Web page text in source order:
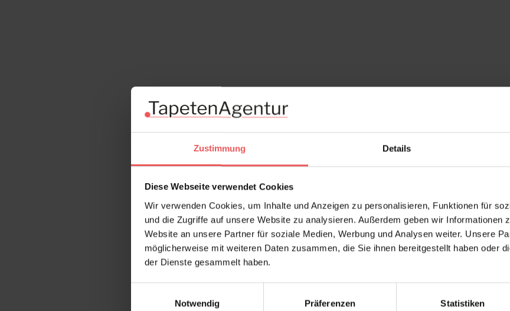
Zustimmung Details
Diese Webseite verwendet Cookies
Wir verwenden Cookies, um Inhalte und Anzeigen zu personalisieren, Funktionen für
und die Zugriffe auf unsere Website zu analysieren. Außerdem geben wir Informationen
Website an unsere Partner für soziale Medien, Werbung und Analysen weiter. Unsere
möglicherweise mit weiteren Daten zusammen, die Sie ihnen bereitgestellt haben oder
der Dienste gesammelt haben.
Notwendig
Präferenzen Statistiken